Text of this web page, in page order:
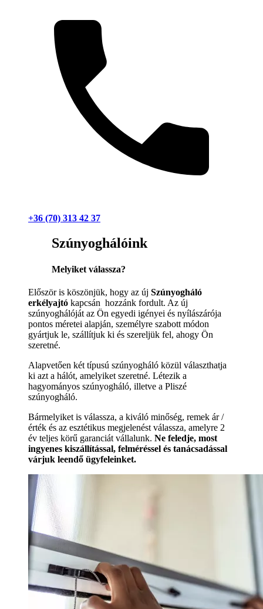
+36 (70) 313 42 37
Szúnyoghálóink
Melyiket válassza?
Először is köszönjük, hogy az új Szúnyogháló
erkélyajtó kapcsán hozzánk fordult. Az új
szúnyoghálóját az Ön egyedi igényei és nyílászárója
pontos méretei alapján, személyre szabott módon
gyártjuk le, szállítjuk ki és szereljük fel, ahogy Ön
szeretné.
Alapvetően két típusú szúnyogháló közül választhatja
ki azt a hálót, amelyiket szeretné. Létezik a
hagyományos szúnyogháló, illetve a Pliszé
szúnyogháló.
Bármelyiket is válassza, a kiváló minőség, remek ár /
érték és az esztétikus megjelenést válassza, amelyre 2
év teljes körű garanciát vállalunk. Ne feledje, most
ingyenes kiszállítással, felméréssel és tanácsadással
várjuk leendő ügyfeleinket.